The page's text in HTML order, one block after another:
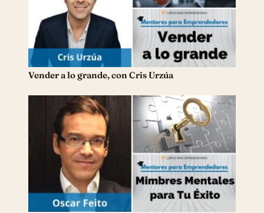
Vender a lo grande, con Cris Urzúa